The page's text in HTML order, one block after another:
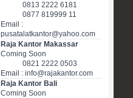
0813 2222 6181
0877 819999 11
Email :
pusatalatkantor@yahoo.com
Raja Kantor Makassar
Coming Soon
0821 2222 0503
Email : info@rajakantor.com
Raja Kantor Bali
Coming Soon